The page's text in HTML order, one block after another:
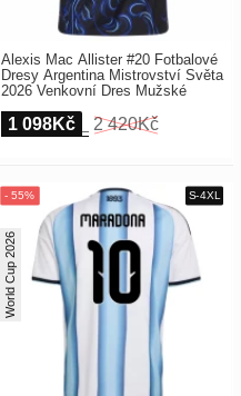
Alexis Mac Allister #20 Fotbalové
Dresy Argentina Mistrovství Světa
2026 Venkovní Dres Mužské
1 098Kč 2 420Kč
World Cup 2026